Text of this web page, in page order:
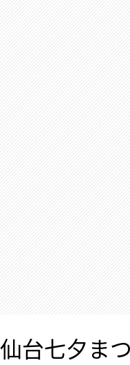
仙台七夕ま